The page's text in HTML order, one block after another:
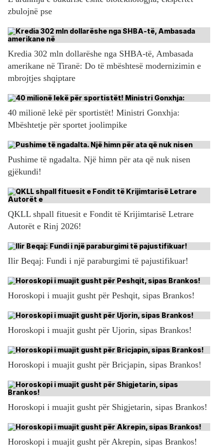
zbulojnë pse
Kredia 302 mln dollarëshe nga SHBA-të, Ambasada
amerikane në Tiranë: Do të mbështesë modernizimin e
mbrojtjes shqiptare
40 milionë lekë për sportistët! Ministri Gonxhja:
Mbështetje për sportet joolimpike
Pushime të ngadalta. Një himn për ata që nuk nisen
gjëkundi!
QKLL shpall fituesit e Fondit të Krijimtarisë Letrare
Autorët e Rinj 2026!
Ilir Beqaj: Fundi i një paraburgimi të pajustifikuar!
Horoskopi i muajit gusht për Peshqit, sipas Brankos!
Horoskopi i muajit gusht për Ujorin, sipas Brankos!
Horoskopi i muajit gusht për Bricjapin, sipas Brankos!
Horoskopi i muajit gusht për Shigjetarin, sipas Brankos!
Horoskopi i muajit gusht për Akrepin, sipas Brankos!